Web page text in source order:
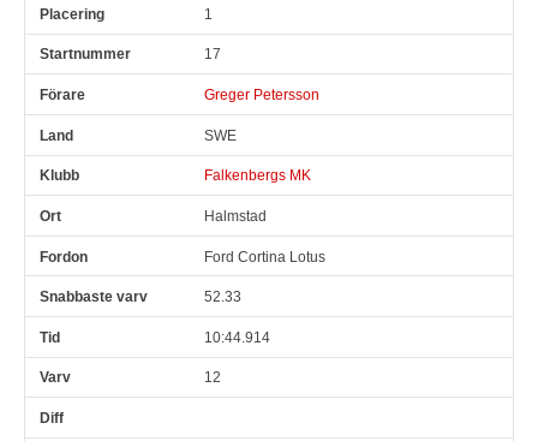
Pl Snr 1
17
Greger Petersson
SWE
Falkenbergs MK
Halmstad
Ford Cortina Lotus
52.33
10:44.914
12